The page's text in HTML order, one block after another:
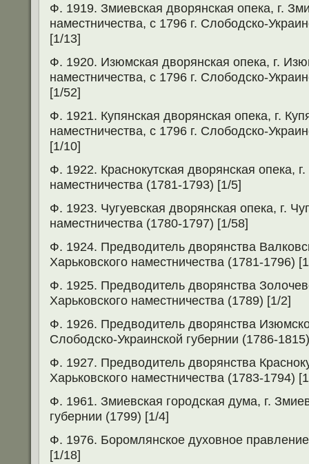
Ф. 1919. Змиевская дворянская опека, г.
наместничества, с 1796 г. Слободско-
[1/13]
Ф. 1920. Изюмская дворянская опека, г.
наместничества, с 1796 г. Слободско-
[1/52]
Ф. 1921. Купянская дворянская опека, г.
наместничества, с 1796 г. Слободско-
[1/10]
Ф. 1922. Краснокутская дворянская опека, г.
наместничества (1781-1793) [1/5]
Ф. 1923. Чугуевская дворянская опека, г.
наместничества (1780-1797) [1/58]
Ф. 1924. Предводитель дворянства
Харьковского наместничества (1781-1796)
Ф. 1925. Предводитель дворянства
Харьковского наместничества (1789) [1/2]
Ф. 1926. Предводитель дворянства
Слободско-Украинской губернии (1786-
Ф. 1927. Предводитель дворянства
Харьковского наместничества (1783-1794)
Ф. 1961. Змиевская городская дума, г.
губернии (1799) [1/4]
Ф. 1976. Боромлянское духовное
[1/18]